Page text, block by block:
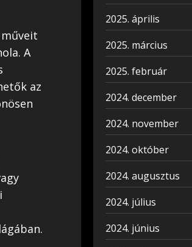
A
az
2025. április
2025. március
2025. február
2024. december
2024. november
2024. október
2024. augusztus
2024. július
2024. június